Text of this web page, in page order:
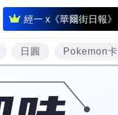
經一 x《華爾街日報》
即
時
財
經
專
題
日圓 Pokemon卡